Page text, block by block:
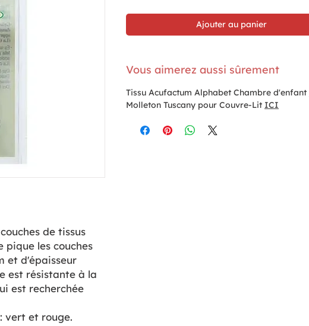
de tissus
les couches
et d'épaisseur
est résistante à la
est recherchée
vert et rouge.
Ajouter au panier
Vous aimerez aussi sûrement
Tissu Acufactum Alphabet Chambre d'enfant
Molleton Tuscany pour Couvre-Lit ICI